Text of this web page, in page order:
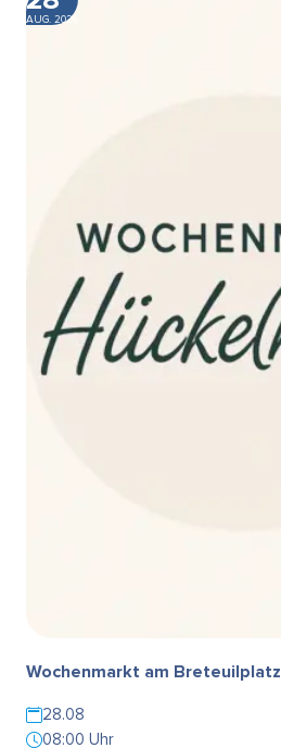
AUG. 2026
Wochenmarkt am Breteuilplatz
28.08
08:00 Uhr